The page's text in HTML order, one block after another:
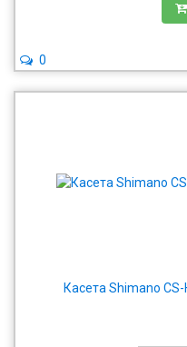
0
Касета Shimano CS-